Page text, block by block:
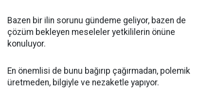
Bazen bir ilin sorunu gündeme geliyor, bazen de
çözüm bekleyen meseleler yetkililerin önüne
konuluyor.
En önemlisi de bunu bağırıp çağırmadan, polemik
üretmeden, bilgiyle ve nezaketle yapıyor.